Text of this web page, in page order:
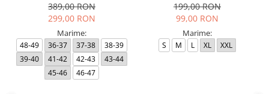
389,00 RON
299,00 RON
Marime:
48-49 36-37 37-38
38-39
39-40
41-42 42-43
43-44
45-46
46-47
199,00 RON
99,00 RON
Marime:
S M L XL XXL